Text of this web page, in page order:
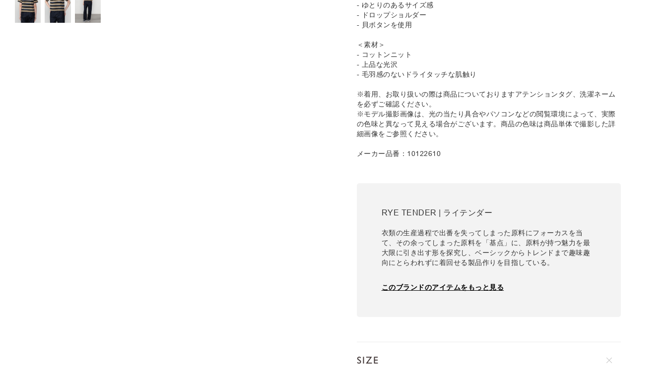
- ゆとりのあるサイズ感
- ドロップショルダー
- 貝ボタンを使用
＜素材＞
- コットンニット
- 上品な光沢
- 毛羽感のないドライタッチな肌触り
※着用、お取り扱いの際は商品についておりますアテンションタグ、洗濯ネーム
を必ずご確認ください。
※モデル撮影画像は、光の当たり具合やパソコンなどの閲覧環境によって、実際
の色味と異なって見える場合がございます。商品の色味は商品単体で撮影した詳
細画像をご参照ください。
メーカー品番：10122610
RYE TENDER | ライテンダー
衣類の生産過程で出番を失ってしまった原料にフォーカスを当
て、その余ってしまった原料を「基点」に、原料が持つ魅力を最
大限に引き出す形を探究し、ベーシックからトレンドまで趣味趣
向にとらわれずに着回せる製品作りを目指している。
このブランドのアイテムをもっと見る
SIZE